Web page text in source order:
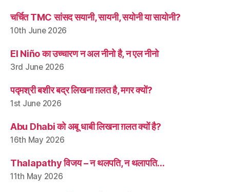
चर्चित TMC सांसद सयानी, सायनी, सयोनी या सायोनी?
10th June 2026
El Niño का उच्चारण न अल नीनो है, न एल नीनो
3rd June 2026
पद्मश्री बशीर बद्र लिखना ग़लत है, मगर क्यों?
1st June 2026
Abu Dhabi को अबू धाबी लिखना ग़लत क्यों है?
16th May 2026
Thalapathy विजय – न थलपति, न थलापति…
11th May 2026